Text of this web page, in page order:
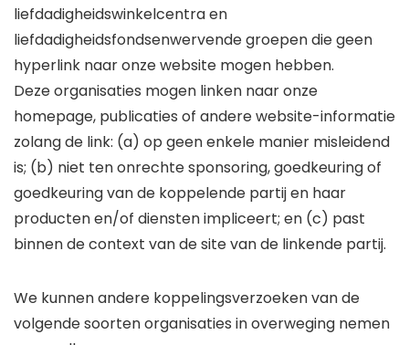
liefdadigheidswinkelcentra en
liefdadigheidsfondsenwervende groepen die geen
hyperlink naar onze website mogen hebben.
Deze organisaties mogen linken naar onze
homepage, publicaties of andere website-informatie
zolang de link: (a) op geen enkele manier misleidend
is; (b) niet ten onrechte sponsoring, goedkeuring of
goedkeuring van de koppelende partij en haar
producten en/of diensten impliceert; en (c) past
binnen de context van de site van de linkende partij.
We kunnen andere koppelingsverzoeken van de
volgende soorten organisaties in overweging nemen